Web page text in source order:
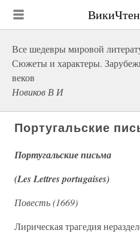
Все шедевры мировой
Сюжеты и характеры.
веков
Новиков В И
Португальские
Португальские письма
(Les Lettres portugaises)
Повесть (1669)
Лирическая трагедия